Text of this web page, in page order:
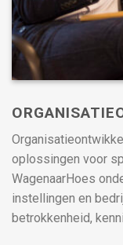
oplossingen voor
WagenaarHoes
instellingen en
betrokkenheid,